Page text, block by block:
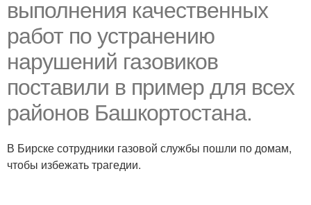
выполнения качественных
работ по устранению
нарушений газовиков
поставили в пример для всех
районов Башкортостана.
В Бирске сотрудники газовой службы пошли по домам,
чтобы избежать трагедии.